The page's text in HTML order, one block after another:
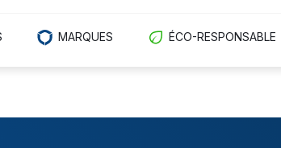
MARQUES ÉCO-RESPONSABLE